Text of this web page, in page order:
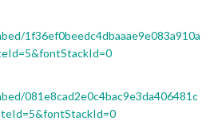
1f36ef0beedc4dbaaae9e083a910a
081e8cad2e0c4bac9e3da406481c